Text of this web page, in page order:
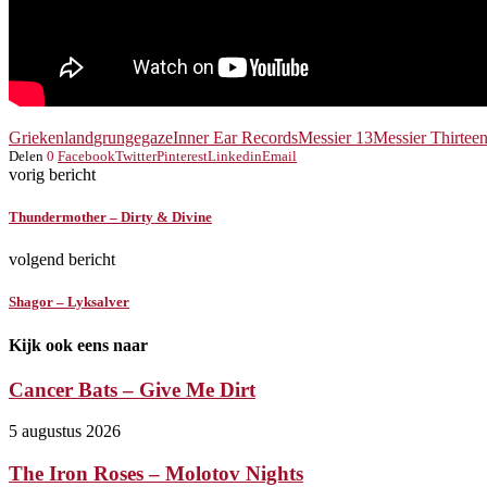
GriekenlandgrungegazeInner Ear RecordsMessier 13Messier Thirteen
Delen 0 FacebookTwitterPinterestLinkedinEmail
vorig bericht
Thundermother – Dirty & Divine
volgend bericht
Shagor – Lyksalver
Kijk ook eens naar
Cancer Bats – Give Me Dirt
5 augustus 2026
The Iron Roses – Molotov Nights